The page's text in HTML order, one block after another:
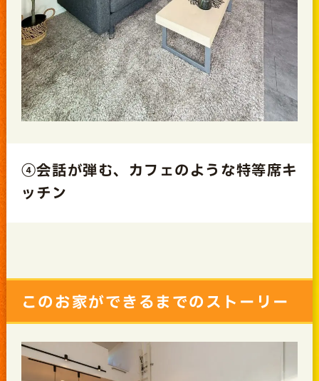
④会話が弾む、カフェのような特等席キ
ッチン
このお家ができるまでのストーリー